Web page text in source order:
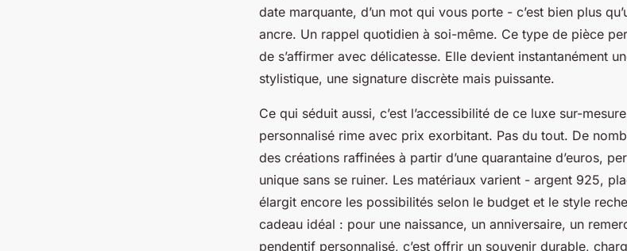
date marquante, d’un mot qui vous porte - c’est bien plus
ancre. Un rappel quotidien à soi-même. Ce type de pièce
de s’affirmer avec délicatesse. Elle devient instantanément
stylistique, une signature discrète mais puissante.
Ce qui séduit aussi, c’est l’accessibilité de ce luxe sur-
personnalisé rime avec prix exorbitant. Pas du tout. De
des créations raffinées à partir d’une quarantaine d’euros,
unique sans se ruiner. Les matériaux varient - argent 925,
élargit encore les possibilités selon le budget et le style
cadeau idéal : pour une naissance, un anniversaire, un
pendentif personnalisé, c’est offrir un souvenir durable,